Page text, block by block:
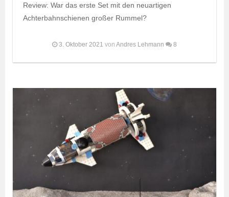
Review: War das erste Set mit den neuartigen
Achterbahnschienen großer Rummel?
3. Oktober 2021 von Andres Lehmann 8